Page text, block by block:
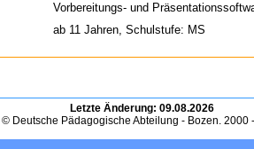
Vorbereitungs- und
ab 11 Jahren, Schulstufe: MS
Letzte Änderung: 09.08.2026
© Deutsche Pädagogische Abteilung - Bozen. 2000